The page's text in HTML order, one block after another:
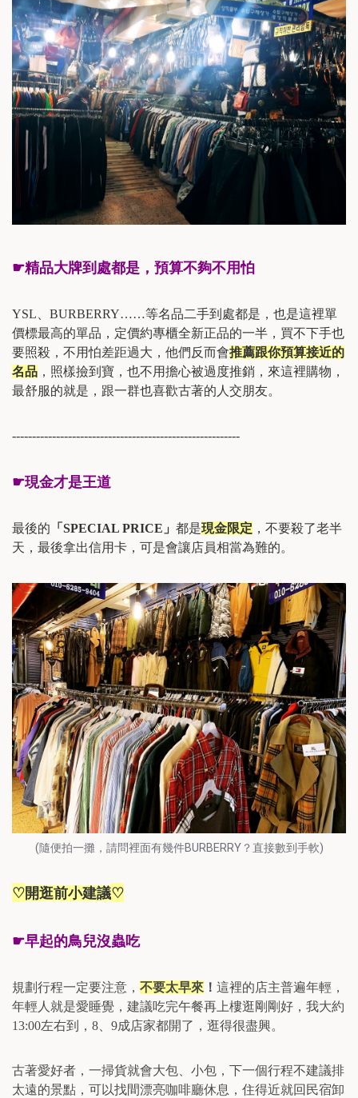
☛精品大牌到處都是，預算不夠不用怕
YSL BURBERRY……等名品二手到處都是，也是這裡單
價標最高的單品， 定價約專櫃全新正品的一半，買不下手也
要照殺，不用怕差距過大，他們反而會推薦跟你預算接近的
名品 ，照樣撿到寶，也不用擔心被過度推銷，來這裡購物，
最舒服的就是，跟一群也喜歡古著的人交朋友。
---------------------------------------------------------
☛現金才是王道
最後的 「 SPECIAL PRICE 」 都是現金限定 ，不要殺了老半
天，最後拿出信用卡，可是會讓店員相當為難的。
(隨便拍一攤，請問裡面有幾件BURBERRY？直接數到手軟)
♡開逛前小建議♡
☛早起的鳥兒沒蟲吃
規劃行程一定要注意， 不要太早來 ！ 這裡的店主普遍年輕，
年輕人就是愛睡覺，建議吃完午餐再上樓逛剛剛好，我大約
13:00左右到， 8、9成店家都開了，逛得很盡興。
古著愛好者，一掃貨就會大包、小包，下一個行程不建議排
太遠的景點，可以找間漂亮咖啡廳休息，住得近就回民宿卸